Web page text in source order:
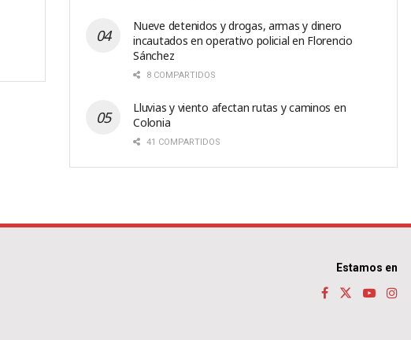
Nueve detenidos y drogas, armas y dinero
incautados en operativo policial en Florencio
Sánchez
8 COMPARTIDOS
Lluvias y viento afectan rutas y caminos en
Colonia
41 COMPARTIDOS
Estamos en